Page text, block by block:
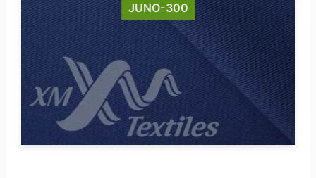
JUNO-300